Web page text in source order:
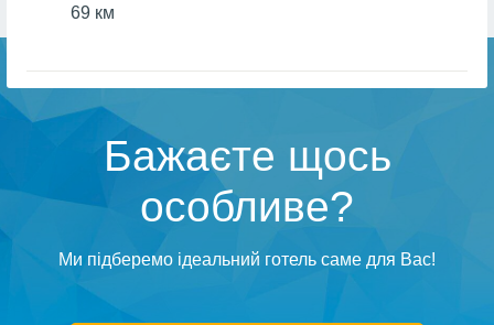
69 км
Бажаєте щось
особливе?
Ми підберемо ідеальний готель саме для Вас!